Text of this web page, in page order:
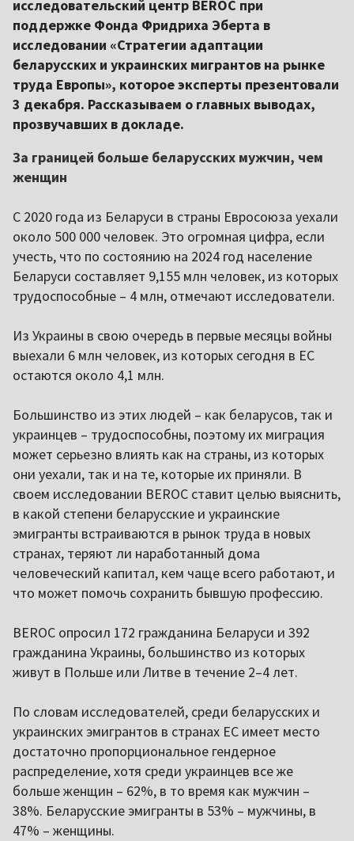
исследовательский центр BEROC при
поддержке Фонда Фридриха Эберта в
исследовании «Стратегии адаптации
беларусских и украинских мигрантов на рынке
труда Европы», которое эксперты презентовали
3 декабря. Рассказываем о главных выводах,
прозвучавших в докладе.
За границей больше беларусских мужчин, чем
женщин
С 2020 года из Беларуси в страны Евросоюза уехали
около 500 000 человек. Это огромная цифра, если
учесть, что по состоянию на 2024 год население
Беларуси составляет 9,155 млн человек, из которых
трудоспособные – 4 млн, отмечают исследователи.
Из Украины в свою очередь в первые месяцы войны
выехали 6 млн человек, из которых сегодня в ЕС
остаются около 4,1 млн.
Большинство из этих людей – как беларусов, так и
украинцев – трудоспособны, поэтому их миграция
может серьезно влиять как на страны, из которых
они уехали, так и на те, которые их приняли. В
своем исследовании BEROC ставит целью выяснить,
в какой степени беларусские и украинские
эмигранты встраиваются в рынок труда в новых
странах, теряют ли наработанный дома
человеческий капитал, кем чаще всего работают, и
что может помочь сохранить бывшую профессию.
BEROC опросил 172 гражданина Беларуси и 392
гражданина Украины, большинство из которых
живут в Польше или Литве в течение 2–4 лет.
По словам исследователей, среди беларусских и
украинских эмигрантов в странах ЕС имеет место
достаточно пропорциональное гендерное
распределение, хотя среди украинцев все же
больше женщин – 62%, в то время как мужчин –
38%. Беларусские эмигранты в 53% – мужчины, в
47% – женщины.